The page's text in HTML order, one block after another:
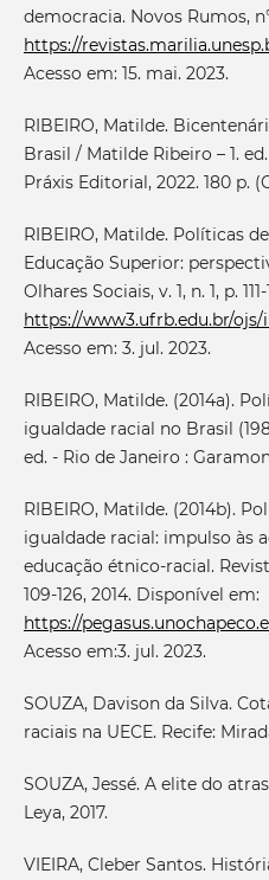
democracia. Novos Rumos,
https://
Acesso em: 15. mai. 2023.
RIBEIRO, Matilde.
Brasil / Matilde Ribeiro – 1.
Práxis Editorial, 2022. 180 p.
RIBEIRO, Matilde. Políticas
Educação Superior:
Olhares Sociais, v. 1, n. 1, p.
https://www3.ufrb.edu.br/ojs/
Acesso em: 3. jul. 2023.
RIBEIRO, Matilde. (2014a).
igualdade racial no Brasil
ed. - Rio de Janeiro :
RIBEIRO, Matilde. (2014b).
igualdade racial: impulso às
educação étnico-racial.
109-126, 2014. Disponível em:
https://
Acesso em:3. jul. 2023.
SOUZA, Davison da Silva.
raciais na UECE. Recife:
SOUZA, Jessé. A elite do
Leya, 2017.
VIEIRA, Cleber Santos.